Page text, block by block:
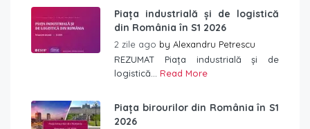
Piața industrială și de logistică
din România în S1 2026
2 zile ago by Alexandru Petrescu
REZUMAT Piața industrială și de
logistică... Read More
Piața birourilor din România în S1
2026